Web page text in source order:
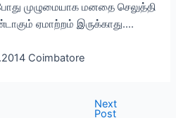
முழுமையாக மனதை செலுத்தி
ஏமாற்றம் இருக்காது….
Coimbatore
Next
Post